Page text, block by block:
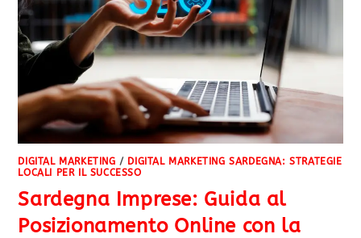
DIGITAL MARKETING / DIGITAL MARKETING SARDEGNA: STRATEGIE
LOCALI PER IL SUCCESSO
Sardegna Imprese: Guida al
Posizionamento Online con la